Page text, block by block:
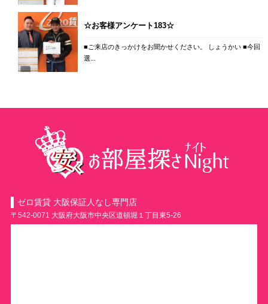
☆お客様アンケート183☆
■ご来店のきっかけをお聞かせください。 しょうかい ■今回
選...
ゼロ賃貸 大阪保証人なし専門店
〒542-0071 大阪府大阪市中央区道頓堀１丁目東5-26